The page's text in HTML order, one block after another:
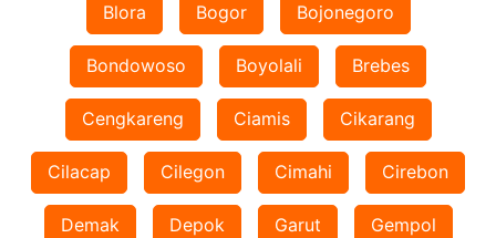
Blora Bogor Bojonegoro
Bondowoso Boyolali Brebes
Cengkareng Ciamis Cikarang
Cilacap Cilegon Cimahi Cirebon
Demak Depok Garut Gempol